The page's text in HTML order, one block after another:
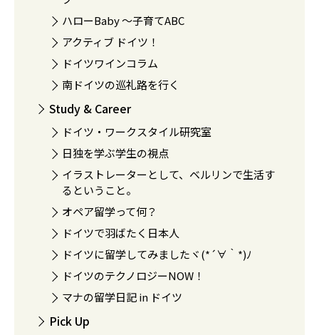
ハローBaby 〜子育てABC
アクティブ ドイツ！
ドイツワインコラム
南ドイツの巡礼路を行く
Study & Career
ドイツ・ワークスタイル研究室
日独を学ぶ学生の視点
イラストレーターとして、ベルリンで生活す
るということ。
オペア留学って何？
ドイツで羽ばたく日本人
ドイツに留学してみましたヾ(*´∀｀*)ﾉ
ドイツのテクノロジーNOW！
マナの留学日記 in ドイツ
Pick Up